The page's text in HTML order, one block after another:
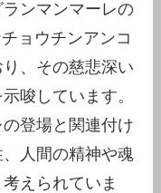
ンマンマーレの
ョウチンアンコ
、その慈悲深い
唆しています。
登場と関連付け
人間の精神や魂
えられていま